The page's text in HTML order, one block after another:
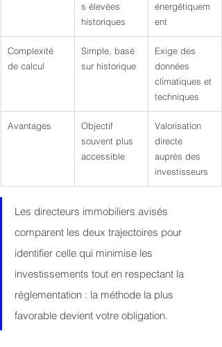
s élevées
historiques
énergétiquem
ent
Complexité
de calcul
Simple, basé
sur historique
Exige des
données
climatiques et
techniques
Avantages
Objectif
souvent plus
accessible
Valorisation
directe
auprès des
investisseurs
Les directeurs immobiliers avisés
comparent les deux trajectoires pour
identifier celle qui minimise les
investissements tout en respectant la
réglementation : la méthode la plus
favorable devient votre obligation.